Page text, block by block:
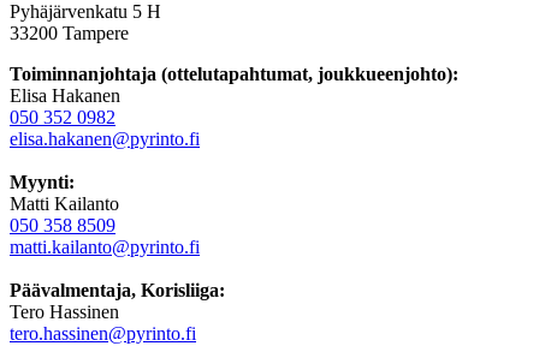
Pyhäjärvenkatu 5 H
33200 Tampere
Toiminnanjohtaja (ottelutapahtumat, joukkueenjohto):
Elisa Hakanen
050 352 0982
elisa.hakanen@pyrinto.fi
Myynti:
Matti Kailanto
050 358 8509
matti.kailanto@pyrinto.fi
Päävalmentaja, Korisliiga:
Tero Hassinen
tero.hassinen@pyrinto.fi